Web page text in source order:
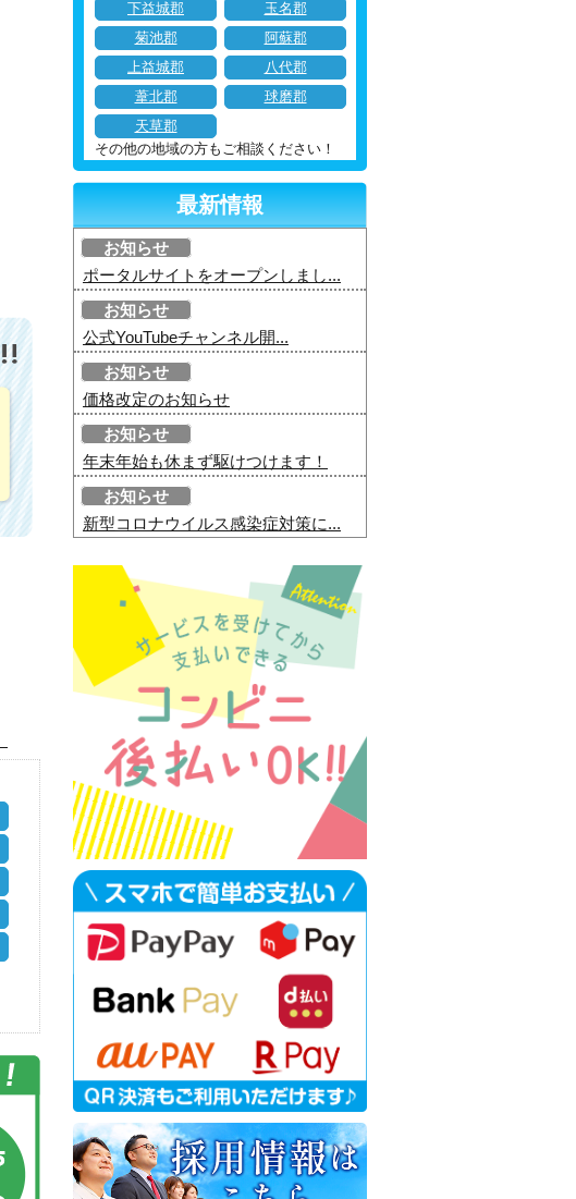
下益城郡
玉名郡
菊池郡
阿蘇郡
上益城郡
八代郡
葦北郡
球磨郡
天草郡
その他の地域の方もご相談ください！
最新情報
お知らせ
ポータルサイトをオープンしまし...
お知らせ
公式YouTubeチャンネル開...
お知らせ
価格改定のお知らせ
お知らせ
年末年始も休まず駆けつけます！
お知らせ
新型コロナウイルス感染症対策に...